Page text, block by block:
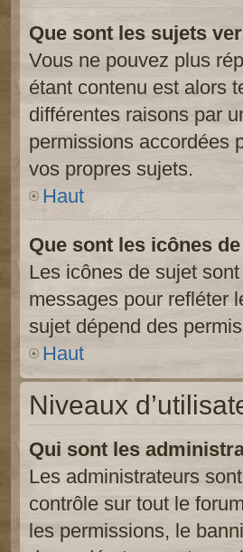
Que sont les sujets
Vous ne pouvez plus
étant contenu est alors
différentes raisons par
permissions accordées
vos propres sujets.
Haut
Que sont les icônes
Les icônes de sujet
messages pour refléter
sujet dépend des
Haut
Niveaux
Qui sont les
Les administrateurs
contrôle sur tout le
les permissions, le